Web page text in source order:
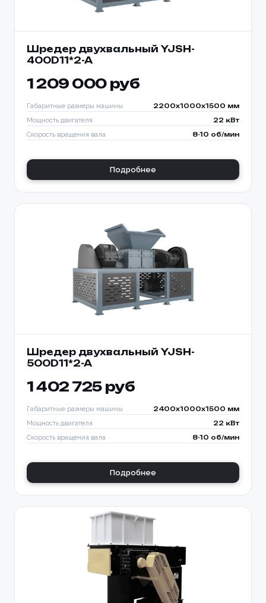
Шредер двухвальный YJSH-
400D11*2-A
1 209 000 руб
Габаритные размеры машины 2200x1000x1500 мм
Мощность двигателя 22 кВт
Скорость вращения вала 8-10 об/мин
Подробнее
Шредер двухвальный YJSH-
500D11*2-A
1 402 725 руб
Габаритные размеры машины 2400x1000x1500 мм
Мощность двигателя 22 кВт
Скорость вращения вала 8-10 об/мин
Подробнее